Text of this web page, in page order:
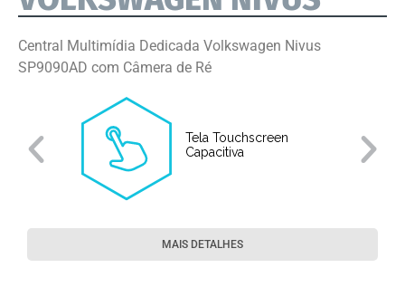
Central Multimídia Dedicada Volkswagen Nivus
SP9090AD com Câmera de Ré
Tela Touchscreen
Capacitiva
MAIS DETALHES